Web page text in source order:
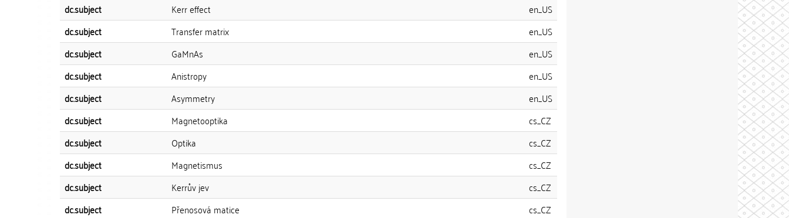
dc.subject
Kerr effect
en_US
dc.subject
Transfer matrix
en_US
dc.subject
GaMnAs
en_US
dc.subject
Anistropy
en_US
dc.subject
Asymmetry
en_US
dc.subject
Magnetooptika
cs_CZ
dc.subject
Optika
cs_CZ
dc.subject
Magnetismus
cs_CZ
dc.subject
Kerrův jev
cs_CZ
dc.subject
Přenosová matice
cs_CZ